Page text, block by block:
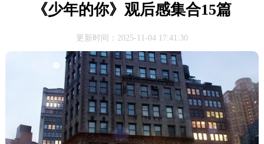
《少年的你》观后感集合15篇
更新时间：2025-11-04 17:41:30